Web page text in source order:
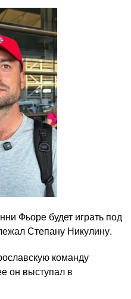
Фьоре будет играть под
Степану Никулину.
команду
он выступал в